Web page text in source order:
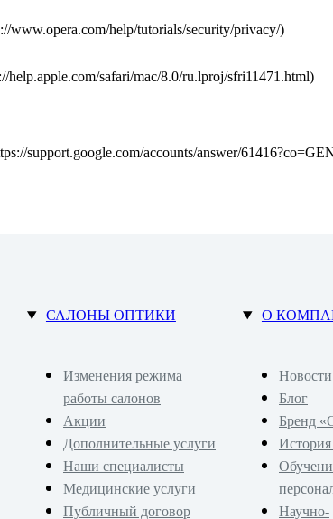
www.opera.com/help/tutorials/security/privacy/)
help.apple.com/safari/mac/8.0/ru.lproj/sfri11471.html)
support.google.com/accounts/answer/
САЛОНЫ ОПТИКИ
Изменения режима
работы салонов
Акции
Дополнительные услуги
Наши специалисты
Медицинские услуги
Публичный договор
О
Новости
Блог
Бренд
История
Научно-